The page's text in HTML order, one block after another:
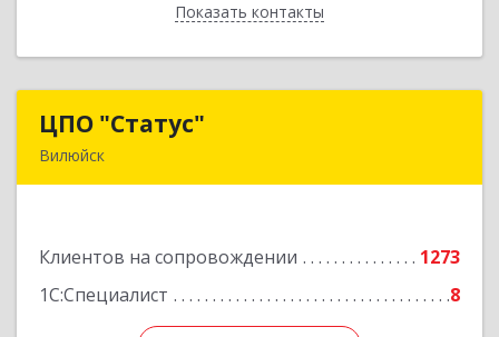
Показать контакты
Назад
ЦПО "Статус"
Вилюйск
Клиентов на сопровождении
1273
1С:Специалист
8
Подробнее